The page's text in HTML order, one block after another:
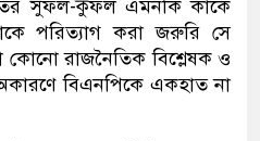
সুফল-কুফল এমনকি কাকে
পরিত্যাগ করা জরুরি সে
কোনো রাজনৈতিক বিশ্লেষক ও
বিএনপিকে একহাত না